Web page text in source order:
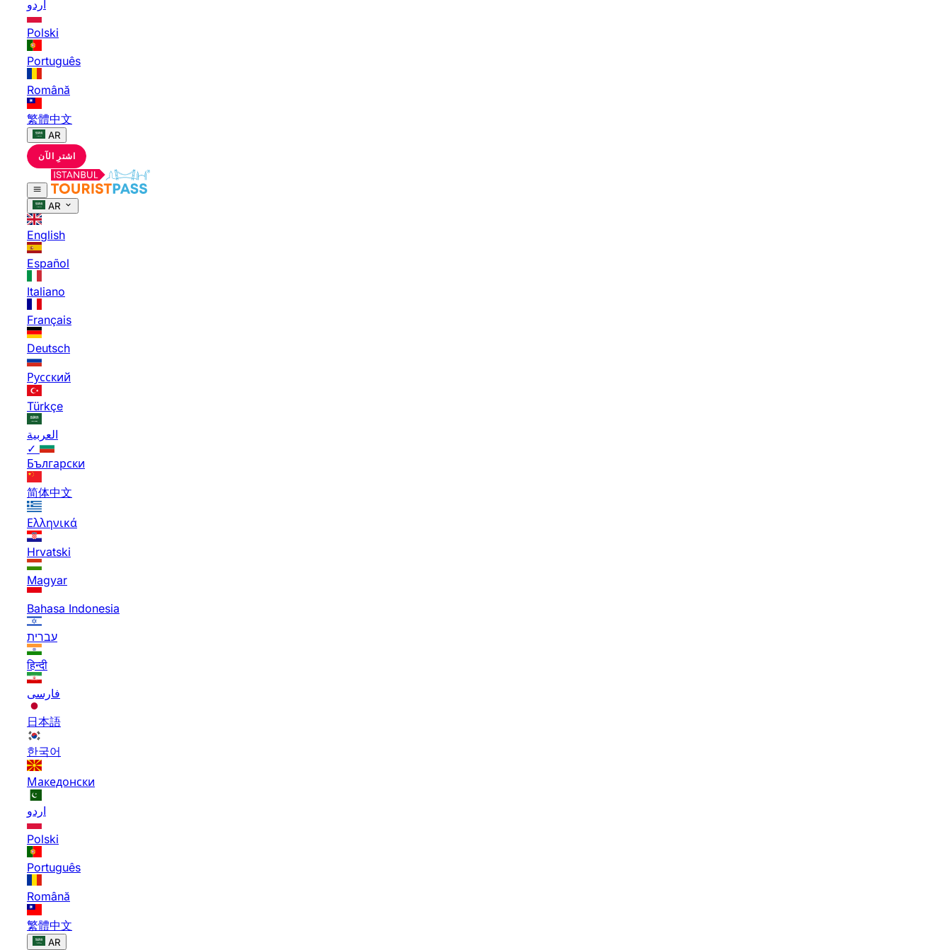
اردو
Polski
Português
Română
繁體中文
AR
اشترِ الآن
AR
English
Español
Italiano
Français
Deutsch
Русский
Türkçe
العربية
✓
Български
简体中文
Ελληνικά
Hrvatski
Magyar
Bahasa Indonesia
עברית
हिन्दी
فارسی
日本語
한국어
Македонски
اردو
Polski
Português
Română
繁體中文
AR